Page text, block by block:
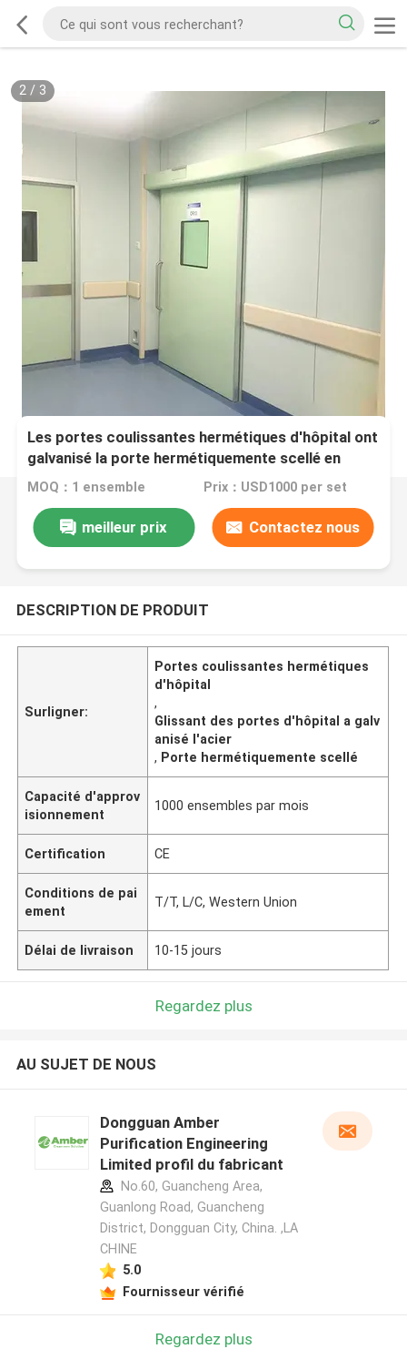
2/ 3
Les portes coulissantes hermétiques d'hôpital ont
galvanisé la porte hermétiquemente scellé en
acier
MOQ：1 ensemble Prix：USD1000 per set
meilleur prix Contactez nous
DESCRIPTION DE PRODUIT
Surligner:
Portes coulissantes hermétiques
d'hôpital
,
Glissant des portes d'hôpital a galv
anisé l'acier
, Porte hermétiquemente scellé
Capacité d'approv
isionnement
1000 ensembles par mois
Certification CE
Conditions de pai
ement
T/T, L/C, Western Union
Délai de livraison 10-15 jours
Regardez plus
AU SUJET DE NOUS
Dongguan Amber
Purification Engineering
Limited profil du fabricant
No.60, Guancheng Area,
Guanlong Road, Guancheng
District, Dongguan City, China. ,LA
CHINE
5.0
Fournisseur vérifié
Regardez plus